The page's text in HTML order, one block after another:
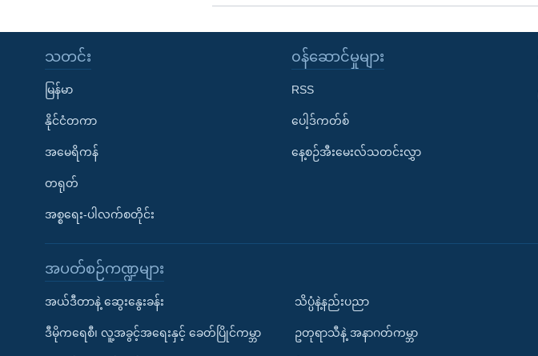
သတင်း
မြန်မာ
နိုင်ငံတကာ
အမေရိကန်
တရုတ်
အစ္စရေး-ပါလက်စတိုင်း
၀န်ဆောင်မှုများ
RSS
ပေါ့ဒ်ကတ်စ်
နေ့စဉ်အီးမေးလ်သတင်းလွှာ
အပတ်စဉ်ကဏ္ဍများ
အယ်ဒီတာနဲ့ ဆွေးနွေးခန်း
ဒီမိုကရေစီ၊ လူ့အခွင့်အရေးနှင့် ခေတ်ပြိုင်ကမ္ဘာ
သိပ္ပံနဲ့နည်းပညာ
ဥတုရာသီနဲ့ အနာဂတ်ကမ္ဘာ